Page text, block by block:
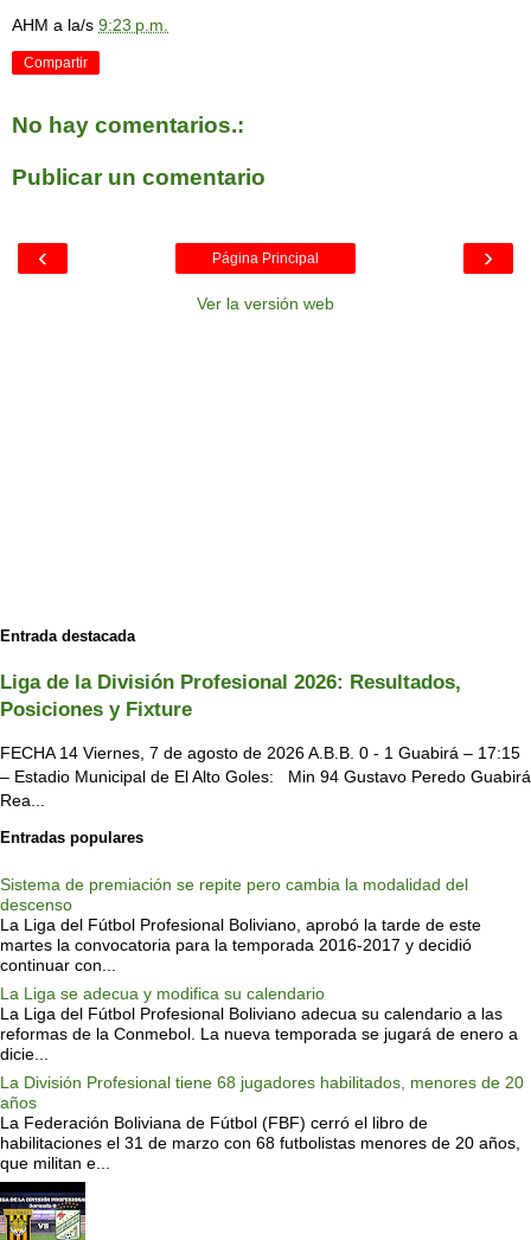
AHM a la/s 9:23 p.m.
Compartir
No hay comentarios.:
Publicar un comentario
‹ ›
Página Principal
Ver la versión web
Entrada destacada
Liga de la División Profesional 2026: Resultados,
Posiciones y Fixture
FECHA 14 Viernes, 7 de agosto de 2026 A.B.B. 0 - 1 Guabirá – 17:15
– Estadio Municipal de El Alto Goles: Min 94 Gustavo Peredo Guabirá
Rea...
Entradas populares
Sistema de premiación se repite pero cambia la modalidad del
descenso
La Liga del Fútbol Profesional Boliviano, aprobó la tarde de este
martes la convocatoria para la temporada 2016-2017 y decidió
continuar con...
La Liga se adecua y modifica su calendario
La Liga del Fútbol Profesional Boliviano adecua su calendario a las
reformas de la Conmebol. La nueva temporada se jugará de enero a
dicie...
La División Profesional tiene 68 jugadores habilitados, menores de 20
años
La Federación Boliviana de Fútbol (FBF) cerró el libro de
habilitaciones el 31 de marzo con 68 futbolistas menores de 20 años,
que militan e...